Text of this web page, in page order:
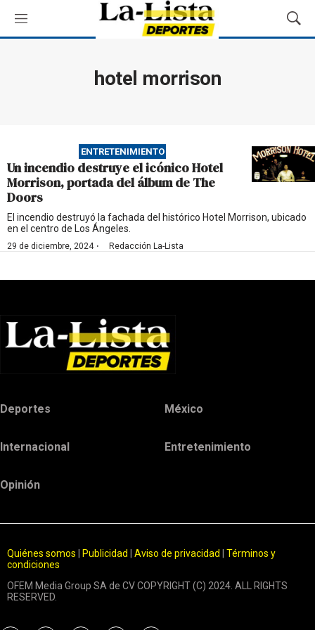
M
e
M
o
ú
s
q
u
d
hotel morrison
ENTRETENIMIENTO
Un incendio destruye el icónico Hotel
Morrison, portada del álbum de The
Doors
El incendio destruyó la fachada del histórico Hotel Morrison, ubicado
en el centro de Los Ángeles.
29 de diciembre, 2024· Redacción La-Lista
Deportes México
Internacional Entretenimiento
Opinión
Quiénes somos Publicidad Aviso de privacidad
Términos y
condiciones
OFEM Media Group SA de CV COPYRIGHT (C) 2024. ALL RIGHTS
RESERVED.